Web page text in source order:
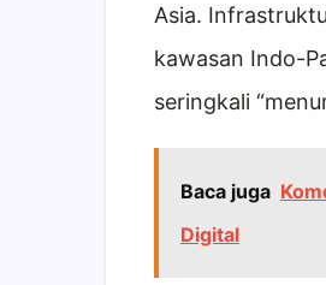
Asia.
kawasan Indo-
seringkali
Baca juga
Digital